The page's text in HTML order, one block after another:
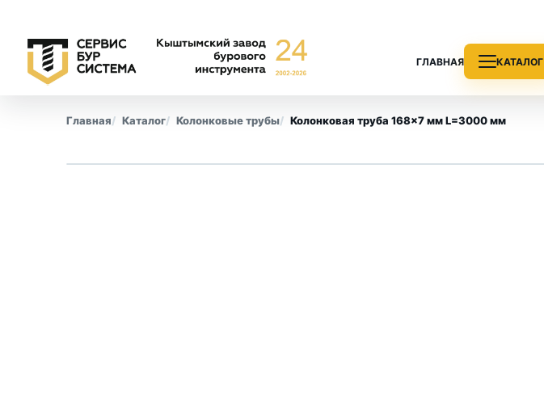
ГЛАВНАЯ КАТАЛОГ
Главная Каталог Колонковые трубы Колонковая труба 168×7 мм L=3000 мм